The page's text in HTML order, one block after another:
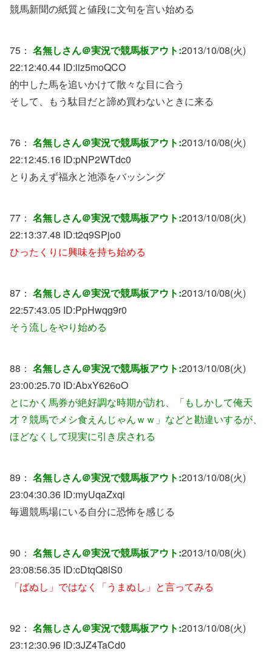
競馬新聞の紙質と値段に文句を言い始める
75： 名無しさん＠実況で競馬板アウト:2013/10/08(火)
22:12:40.44 ID:iiz5moQCO
的中した馬を追いかけて散々な目に合う
そして、もう駄目だと諦め買わないときに来る
76： 名無しさん＠実況で競馬板アウト:2013/10/08(火)
22:12:45.16 ID:pNP2WTdc0
とりあえず福永と池添をバッシング
77： 名無しさん＠実況で競馬板アウト:2013/10/08(火)
22:13:37.48 ID:t2q9SPjo0
ひったくりに興味を持ち始める
87： 名無しさん＠実況で競馬板アウト:2013/10/08(火)
22:57:43.05 ID:PpHwqg9r0
そう流しをやり始める
88： 名無しさん＠実況で競馬板アウト:2013/10/08(火)
23:00:25.70 ID:AbxY626oO
とにかく馬券が絶好調な時期が訪れ、「もしかして俺天
才？競馬でメシ食えんじゃんｗｗ」などと勘違いするが、
ほどなくして現実に引き戻される
89： 名無しさん＠実況で競馬板アウト:2013/10/08(火)
23:04:30.36 ID:myUqaZxqi
毎週競馬場にいる自分に恐怖を感じる
90： 名無しさん＠実況で競馬板アウト:2013/10/08(火)
23:08:56.35 ID:cDtqQ8lS0
「ばぬし」ではなく「うまぬし」と言ってみる
92： 名無しさん＠実況で競馬板アウト:2013/10/08(火)
23:12:30.96 ID:3JZ4TaCd0